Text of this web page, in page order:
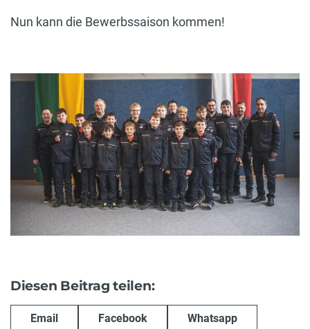
Nun kann die Bewerbssaison kommen!
Diesen Beitrag teilen:
Email Facebook Whatsapp